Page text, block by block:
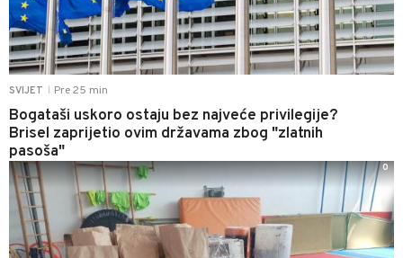
SVIJET Pre 25 min
Bogataši uskoro ostaju bez najveće privilegije?
Brisel zaprijetio ovim državama zbog "zlatnih
pasoša"
0